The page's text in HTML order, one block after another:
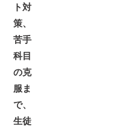
ト対
策、
苦手
科目
の克
服ま
で、
生徒